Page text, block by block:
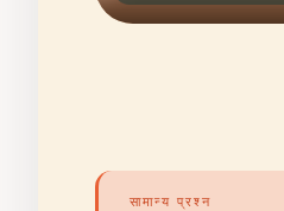
सामान्य प्रश्न